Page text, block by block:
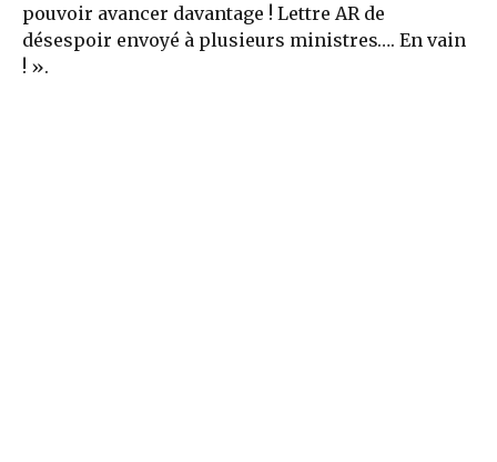
pouvoir avancer davantage ! Lettre AR de
désespoir envoyé à plusieurs ministres…. En vain
! ».